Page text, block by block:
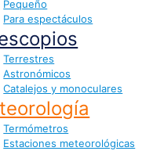
Pequeño
Para espectáculos
Terrestres
Astronómicos
Catalejos y monoculares
Termómetros
Estaciones meteorológicas